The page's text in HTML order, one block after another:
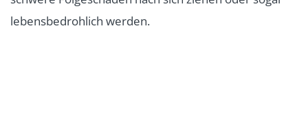
lebensbedrohlich werden.